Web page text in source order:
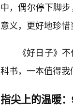
中，偶尔停下脚
意义，更好地珍惜
《好日子》
科书，一本值得我
指尖上的温暖